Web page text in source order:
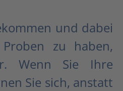
und dabei
zu haben,
Wenn Sie Ihre
Sie sich, anstatt